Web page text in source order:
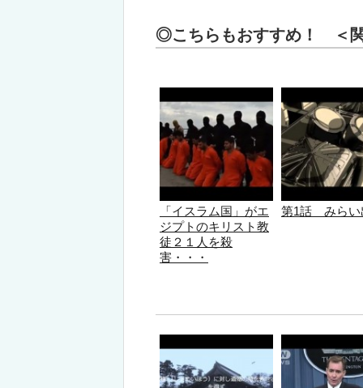
◎こちらもおすすめ！ ＜
「イスラム国」がエ
ジプトのキリスト教
徒２１人を殺
害・・・
第1話 みらい